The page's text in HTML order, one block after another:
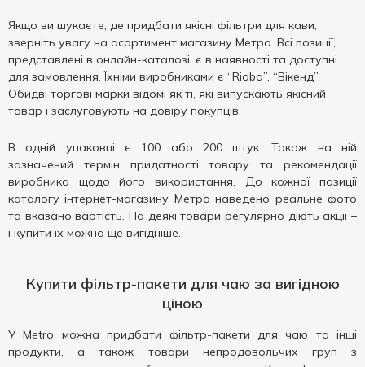
Якщо ви шукаєте, де придбати якісні фільтри для кави,
зверніть увагу на асортимент магазину Метро. Всі позиції,
представлені в онлайн-каталозі, є в наявності та доступні
для замовлення. Їхніми виробниками є “Rioba”, “Вікенд”.
Обидві торгові марки відомі як ті, які випускають якісний
товар і заслуговують на довіру покупців.
В одній упаковці є 100 або 200 штук. Також на ній
зазначений термін придатності товару та рекомендації
виробника щодо його використання. До кожної позиції
каталогу інтернет-магазину Метро наведено реальне фото
та вказано вартість. На деякі товари регулярно діють акції –
і купити їх можна ще вигідніше.
Купити фільтр-пакети для чаю за вигідною
ціною
У Metro можна придбати фільтр-пакети для чаю та інші
продукти, а також товари непродовольчих груп з